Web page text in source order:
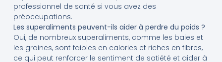
professionnel de santé si vous avez des
préoccupations.
Les superaliments peuvent-ils aider à perdre du poids ?
Oui, de nombreux superaliments, comme les baies et
les graines, sont faibles en calories et riches en fibres,
ce qui peut renforcer le sentiment de satiété et aider à